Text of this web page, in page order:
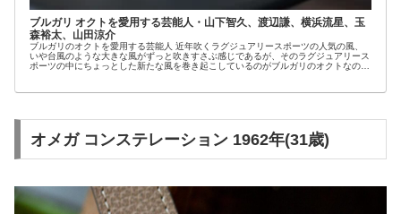
ブルガリ オクトを愛用する芸能人・山下智久、渡辺謙、横浜流星、玉
森裕太、山田涼介
ブルガリのオクトを愛用する芸能人 近年吹くラグジュアリースポーツの人気の風、
いや台風のような大きな風がずっと吹きすさぶ感じであるが、そのラグジュアリース
ポーツの中にちょっとした新たな風を巻き起こしているのがブルガリのオクトなので
オメガ コンステレーション 1962年(31歳)